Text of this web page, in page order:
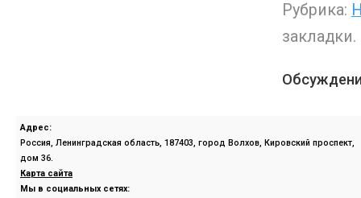
Рубрика:
закладки.
Адрес:
Россия, Ленинградская область, 187403, город Волхов, Кировский проспект,
дом 36.
Карта сайта
Мы в социальных сетях: